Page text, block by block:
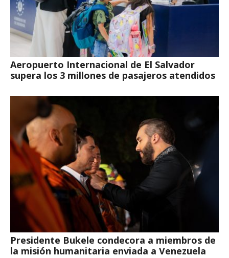
Aeropuerto Internacional de El Salvador
supera los 3 millones de pasajeros atendidos
Presidente Bukele condecora a miembros de
la misión humanitaria enviada a Venezuela